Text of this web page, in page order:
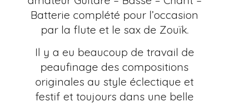
Batterie complété pour l’occasion
par la flute et le sax de Zouïk.
Il y a eu beaucoup de travail de
peaufinage des compositions
originales au style éclectique et
festif et toujours dans une belle